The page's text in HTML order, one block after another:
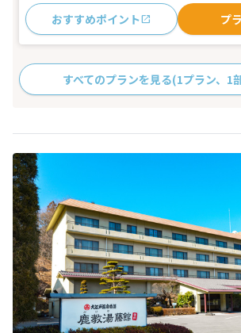
おすすめポイント プ
すべてのプランを見る(1プラン、1